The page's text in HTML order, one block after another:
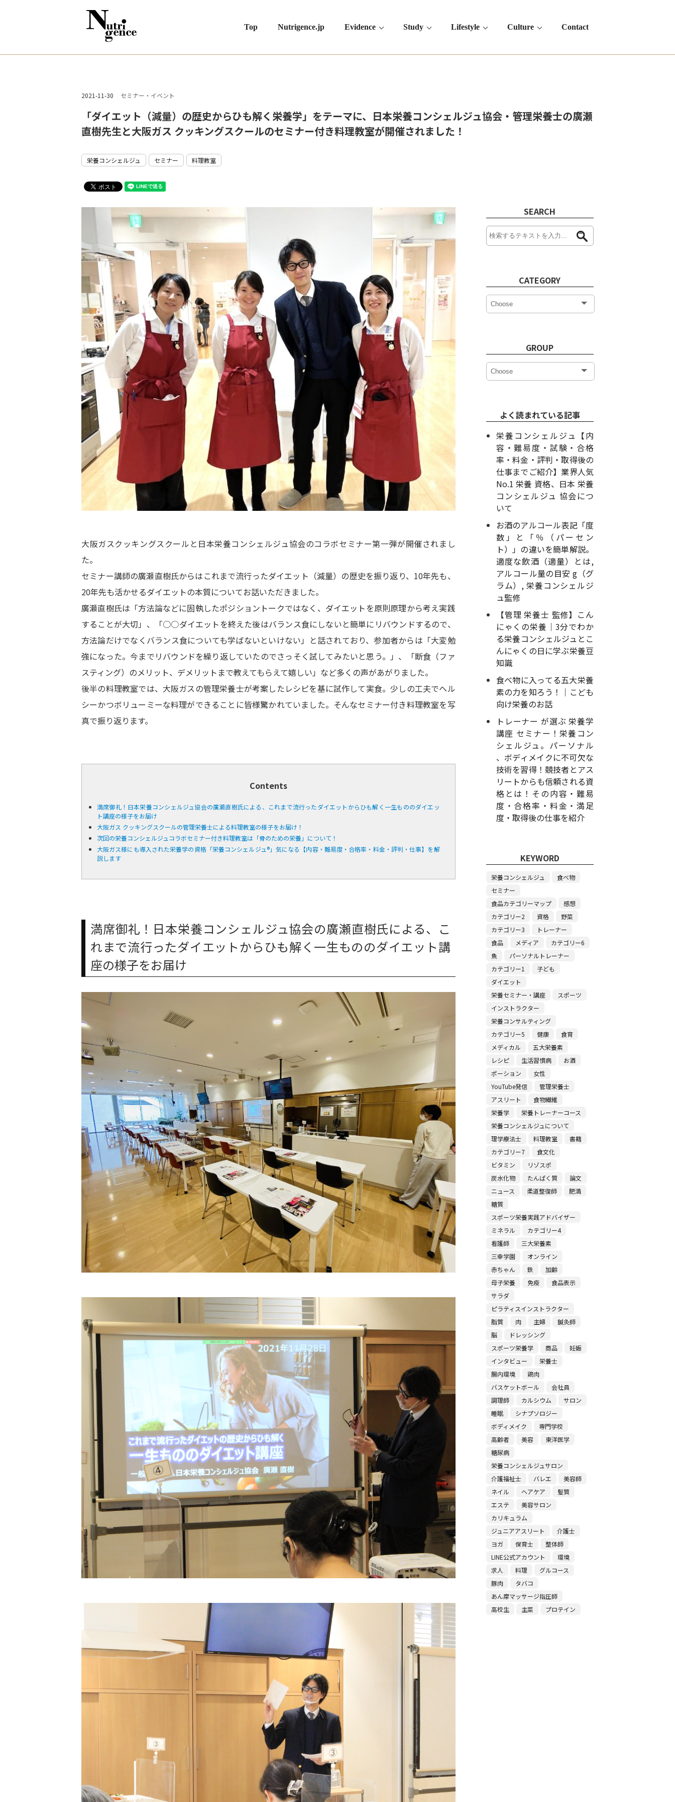
Top Nutrigence.jp Evidence Study Lifestyle Culture Contact
2021-11-30 セミナー・イベント
「ダイエット（減量）の歴史からひも解く栄養学」をテーマに、日本栄養コンシェルジュ協会・管理栄養士の廣瀬
直樹先生と大阪ガス クッキングスクールのセミナー付き料理教室が開催されました！
栄養コンシェルジュ セミナー 料理教室
大阪ガスクッキングスクールと日本栄養コンシェルジュ協会のコラボセミナー第一弾が開催されまし
た。
セミナー講師の廣瀬直樹氏からはこれまで流行ったダイエット（減量）の歴史を振り返り、10年先も、
20年先も活かせるダイエットの本質についてお話いただきました。
廣瀬直樹氏は「方法論などに固執したポジショントークではなく、ダイエットを原則原理から考え実践
することが大切」、「○○ダイエットを終えた後はバランス食にしないと簡単にリバウンドするので、
方法論だけでなくバランス食についても学ばないといけない」と話されており、参加者からは「大変勉
強になった。今までリバウンドを繰り返していたのでさっそく試してみたいと思う。」、「断食（ファ
スティング）のメリット、デメリットまで教えてもらえて嬉しい」など多くの声があがりました。
後半の料理教室では、大阪ガスの管理栄養士が考案したレシピを基に試作して実食。少しの工夫でヘル
シーかつボリューミーな料理ができることに皆様驚かれていました。そんなセミナー付き料理教室を写
真で振り返ります。
Contents
満席御礼！日本栄養コンシェルジュ協会の廣瀬直樹氏による、これまで流行ったダイエットからひも解く一生もののダイエッ
ト講座の様子をお届け
大阪ガス クッキングスクールの管理栄養士による料理教室の様子をお届け！
次回の栄養コンシェルジュコラボセミナー付き料理教室は「骨のための栄養」について！
大阪ガス様にも導入された栄養学の資格「栄養コンシェルジュ®」気になる【内容・難易度・合格率・料金・評判・仕事】を解
説します
満席御礼！日本栄養コンシェルジュ協会の廣瀬直樹氏による、こ
れまで流行ったダイエットからひも解く一生もののダイエット講
座の様子をお届け
SEARCH
CATEGORY
GROUP
よく読まれている記事
栄養コンシェルジュ【内
容・難易度・試験・合格
率・料金・評判・取得後の
仕事までご紹介】業界人気
No.1 栄養 資格、日本 栄養
コンシェルジュ 協会につ
いて
お酒のアルコール表記「度
数」と「％（パーセン
ト）」の違いを簡単解説。
適度な飲酒（適量）とは,
アルコール量の目安 g（グ
ラム）, 栄養コンシェルジ
ュ監修
【管理 栄養士 監修】こん
にゃくの栄養｜3分でわか
る栄養コンシェルジュとこ
んにゃくの日に学ぶ栄養豆
知識
食べ物に入ってる五大栄養
素の力を知ろう！｜こども
向け栄養のお話
トレーナー が選ぶ 栄養学
講座 セミナー！栄養コン
シェルジュ。パーソナル
、ボディメイクに不可欠な
技術を習得！競技者とアス
リートからも信頼される資
格とは！その内容・難易
度・合格率・料金・満足
度・取得後の仕事を紹介
KEYWORD
栄養コンシェルジュ
食べ物
セミナー
食品カテゴリーマップ
感想
カテゴリー2
資格
野菜
カテゴリー3
トレーナー
食品
メディア
カテゴリー6
魚
パーソナルトレーナー
カテゴリー1
子ども
ダイエット
栄養セミナー・講座
スポーツ
インストラクター
栄養コンサルティング
カテゴリー5
健康
食育
メディカル
五大栄養素
レシピ
生活習慣病
お酒
ポーション
女性
YouTube発信
管理栄養士
アスリート
食物繊維
栄養学
栄養トレーナーコース
栄養コンシェルジュについて
理学療法士
料理教室
書籍
カテゴリー7
食文化
ビタミン
リゾスポ
炭水化物
たんぱく質
論文
ニュース
柔道整復師
肥満
糖質
スポーツ栄養実践アドバイザー
ミネラル
カテゴリー4
看護師
三大栄養素
三幸学園
オンライン
赤ちゃん
鉄
加齢
母子栄養
免疫
食品表示
サラダ
ピラティスインストラクター
脂質
肉 主婦
鍼灸師
脳
ドレッシング
スポーツ栄養学
商品
妊娠
インタビュー
栄養士
腸内環境
鶏肉
バスケットボール
会社員
調理師
カルシウム
サロン
睡眠
シナプソロジー
ボディメイク
専門学校
高齢者
美容
東洋医学
糖尿病
栄養コンシェルジュサロン
介護福祉士
バレエ
美容師
ネイル
ヘアケア
髪質
エステ
美容サロン
カリキュラム
ジュニアアスリート
介護士
ヨガ
保育士
整体師
LINE公式アカウント
環境
求人
料理
グルコース
豚肉
タバコ
あん摩マッサージ指圧師
高校生
主菜 プロテイン